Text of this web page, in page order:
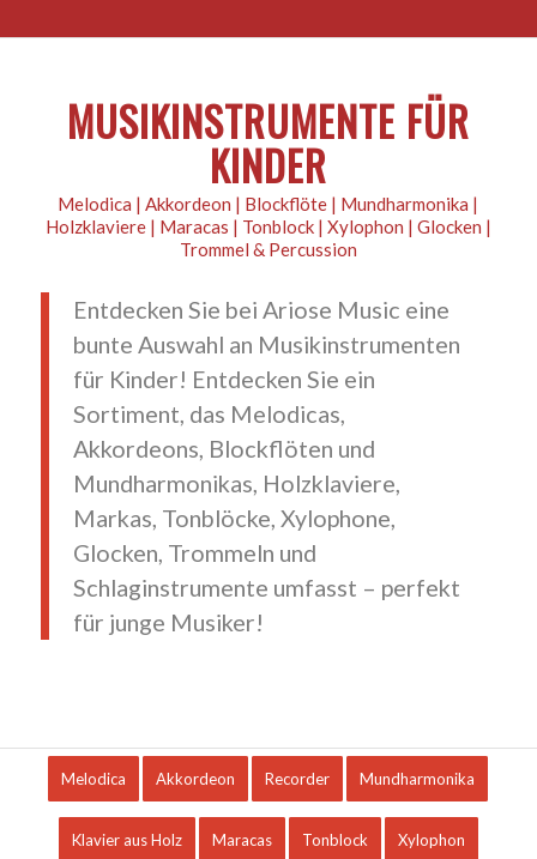
MUSIKINSTRUMENTE FÜR
KINDER
Melodica | Akkordeon | Blockflöte | Mundharmonika |
Holzklaviere | Maracas | Tonblock | Xylophon | Glocken |
Trommel & Percussion
Entdecken Sie bei Ariose Music eine
bunte Auswahl an Musikinstrumenten
für Kinder! Entdecken Sie ein
Sortiment, das Melodicas,
Akkordeons, Blockflöten und
Mundharmonikas, Holzklaviere,
Markas, Tonblöcke, Xylophone,
Glocken, Trommeln und
Schlaginstrumente umfasst – perfekt
für junge Musiker!
Melodica Akkordeon Recorder Mundharmonika
Klavier aus Holz Maracas Tonblock Xylophon